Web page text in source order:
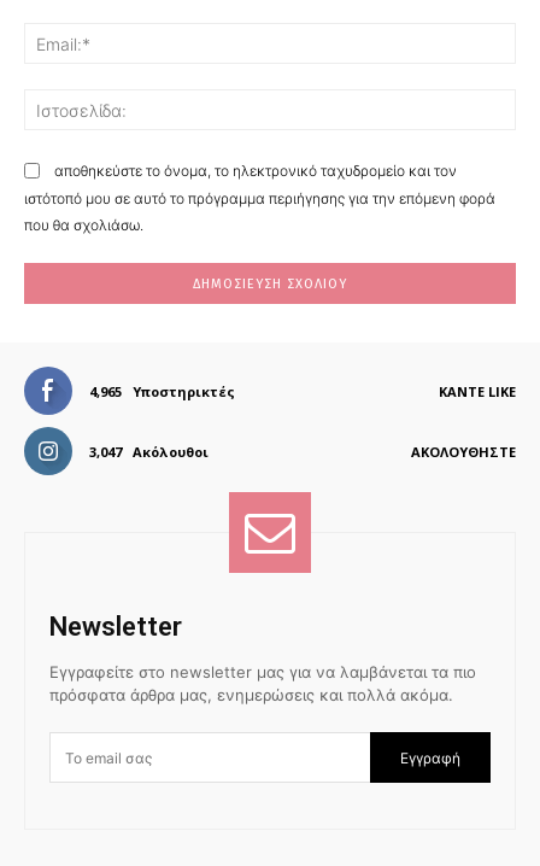
αποθηκεύστε το όνομα, το ηλεκτρονικό ταχυδρομείο και τον
ιστότοπό μου σε αυτό το πρόγραμμα περιήγησης για την επόμενη φορά
που θα σχολιάσω.
4,965 Υποστηρικτές ΚΆΝΤΕ LIKE
3,047 Ακόλουθοι ΑΚΟΛΟΥΘΉΣΤΕ
Newsletter
Εγγραφείτε στο newsletter μας για να λαμβάνεται τα πιο
πρόσφατα άρθρα μας, ενημερώσεις και πολλά ακόμα.
Εγγραφή